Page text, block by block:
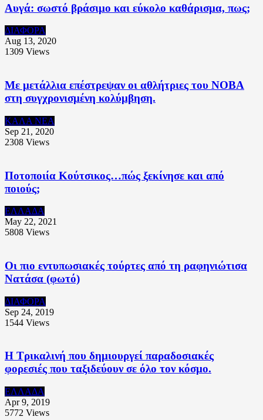
Αυγά: σωστό βράσιμο και εύκολο καθάρισμα, πως;
ΔΙΑΦΟΡΑ
Aug 13, 2020
1309 Views
Με μετάλλια επέστρεψαν οι αθλήτριες του ΝΟΒΑ
στη συγχρονισμένη κολύμβηση.
ΚΑΛΑ ΝΕΑ
Sep 21, 2020
2308 Views
Ποτοποιία Κούτσικος…πώς ξεκίνησε και από
ποιούς;
ΕΛΛΑΔΑ
May 22, 2021
5808 Views
Οι πιο εντυπωσιακές τούρτες από τη ραφηνιώτισα
Νατάσα (φωτό)
ΔΙΑΦΟΡΑ
Sep 24, 2019
1544 Views
Η Τρικαλινή που δημιουργεί παραδοσιακές
φορεσιές που ταξιδεύουν σε όλο τον κόσμο.
ΕΛΛΑΔΑ
Apr 9, 2019
5772 Views